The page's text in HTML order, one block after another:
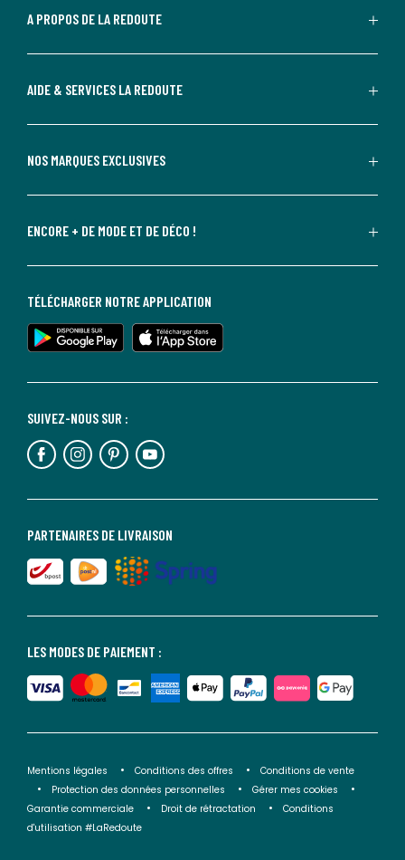
A PROPOS DE LA REDOUTE
AIDE & SERVICES LA REDOUTE
NOS MARQUES EXCLUSIVES
ENCORE + DE MODE ET DE DÉCO !
LES MODES DE PAIEMENT :
PARTENAIRES DE LIVRAISON
SUIVEZ-NOUS SUR :
TÉLÉCHARGER NOTRE APPLICATION
Mentions légales Conditions des offres
Conditions de vente
Protection des données personnelles
Gérer mes cookies
Garantie commerciale
Droit de rétractation
Conditions
d'utilisation #LaRedoute